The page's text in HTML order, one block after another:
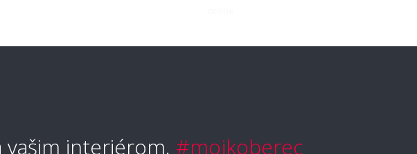
Sú svetlé koberce nepraktické?
vašim interiérom. #mojkoberec